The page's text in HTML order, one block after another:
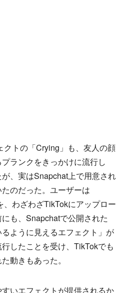
トの「Crying」も、友人の顔
ランクをきっかけに流行し
、実はSnapchat上で用意され
のだった。ユーザーは
わざわざTikTokにアップロー
も、Snapchatで公開された
るように見えるエフェクト」が
したことを受け、TikTokでも
動きもあった。
いエフェクトが提供されるか